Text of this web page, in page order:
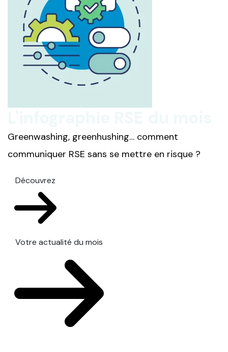
Greenwashing, greenhushing… comment
communiquer RSE sans se mettre en risque ?
Découvrez
Votre actualité du mois